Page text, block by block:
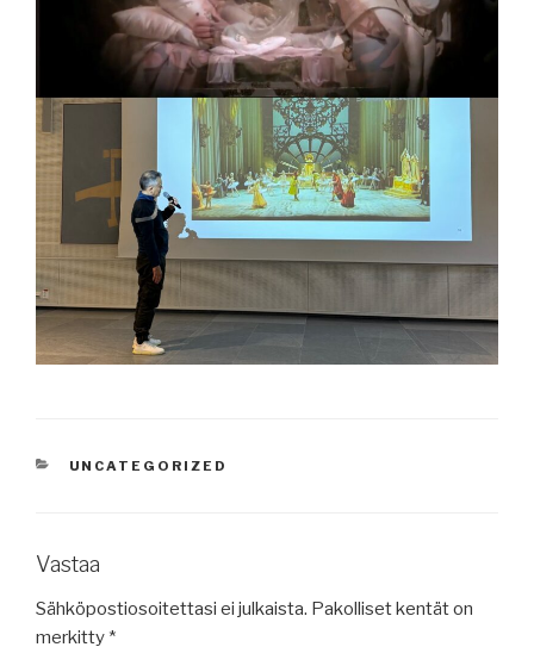
KATEGORIAT
UNCATEGORIZED
Vastaa
Sähköpostiosoitettasi ei julkaista. Pakolliset kentät on
merkitty *